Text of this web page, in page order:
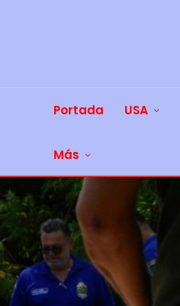
Portada USA
Más